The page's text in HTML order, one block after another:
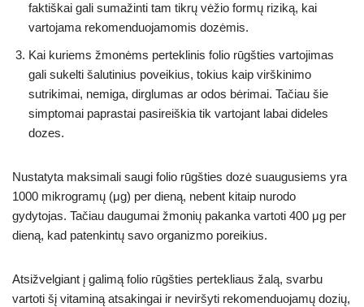
faktiškai gali sumažinti tam tikrų vėžio formų riziką, kai
vartojama rekomenduojamomis dozėmis.
Kai kuriems žmonėms perteklinis folio rūgšties vartojimas
gali sukelti šalutinius poveikius, tokius kaip virškinimo
sutrikimai, nemiga, dirglumas ar odos bėrimai. Tačiau šie
simptomai paprastai pasireiškia tik vartojant labai dideles
dozes.
Nustatyta maksimali saugi folio rūgšties dozė suaugusiems yra
1000 mikrogramų (μg) per dieną, nebent kitaip nurodo
gydytojas. Tačiau daugumai žmonių pakanka vartoti 400 μg per
dieną, kad patenkintų savo organizmo poreikius.
Atsižvelgiant į galimą folio rūgšties pertekliaus žalą, svarbu
vartoti šį vitaminą atsakingai ir neviršyti rekomenduojamų dozių,